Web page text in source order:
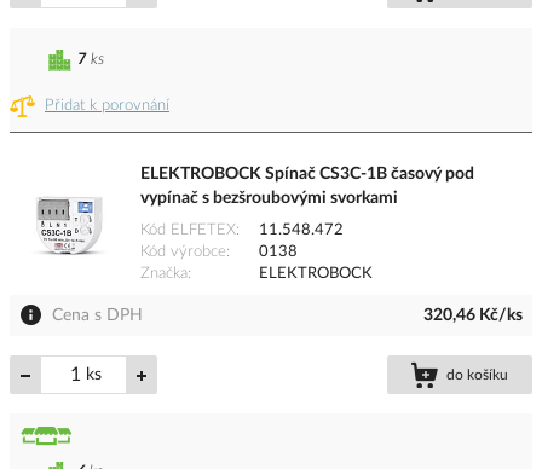
Přidat k porovnání
7 ks
ELEKTROBOCK Spínač CS3C-1B časový pod
vypínač s bezšroubovými svorkami
Kód ELFETEX
11.548.472
Kód výrobce
0138
Značka
ELEKTROBOCK
Cena s DPH 320,46 Kč/ks
ks do košíku